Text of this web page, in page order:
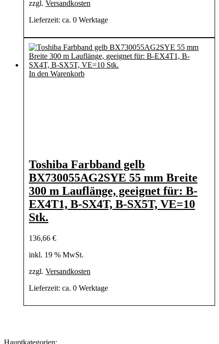
zzgl. Versandkosten
Lieferzeit: ca. 0 Werktage
In den Warenkorb
Toshiba Farbband gelb
BX730055AG2SYE 55 mm Breite
300 m Lauflänge, geeignet für: B-
EX4T1, B-SX4T, B-SX5T, VE=10
Stk.
136,66 €
inkl. 19 % MwSt.
zzgl. Versandkosten
Lieferzeit: ca. 0 Werktage
Hauptkategorien: